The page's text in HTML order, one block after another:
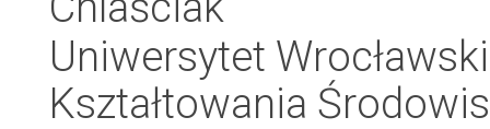
Uniwersytet
Kształtowania